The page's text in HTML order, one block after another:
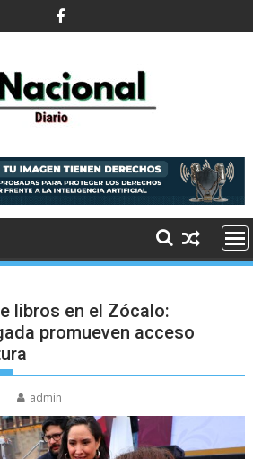
libros en el Zócalo:
promueven acceso
admin